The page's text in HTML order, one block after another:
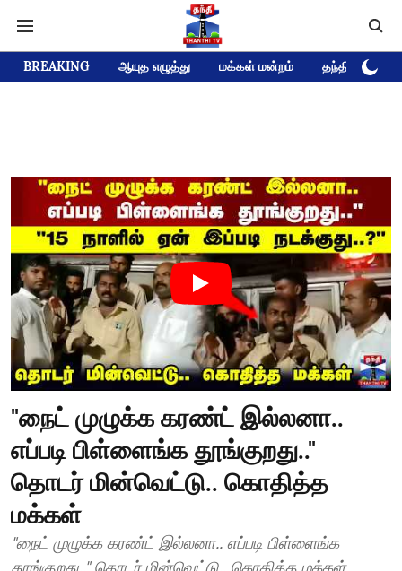
BREAKING ஆயுத எழுத்து மக்கள் மன்றம் தந்தி டிவி
"நைட் முழுக்க கரண்ட் இல்லனா..
எப்படி பிள்ளைங்க தூங்குறது.."
தொடர் மின்வெட்டு.. கொதித்த
மக்கள்
"நைட் முழுக்க கரண்ட் இல்லனா.. எப்படி பிள்ளைங்க
தூங்குறது.." தொடர் மின்வெட்டு.. கொதித்த மக்கள்